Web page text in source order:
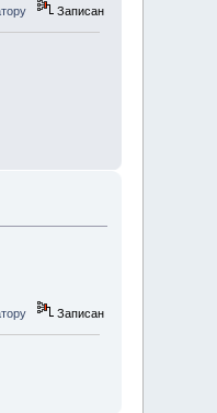
Записан
Записан